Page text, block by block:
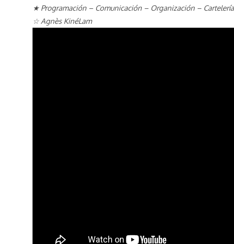
★ Programación – Comunicación – Organización –
☆ Agnès KinéLam